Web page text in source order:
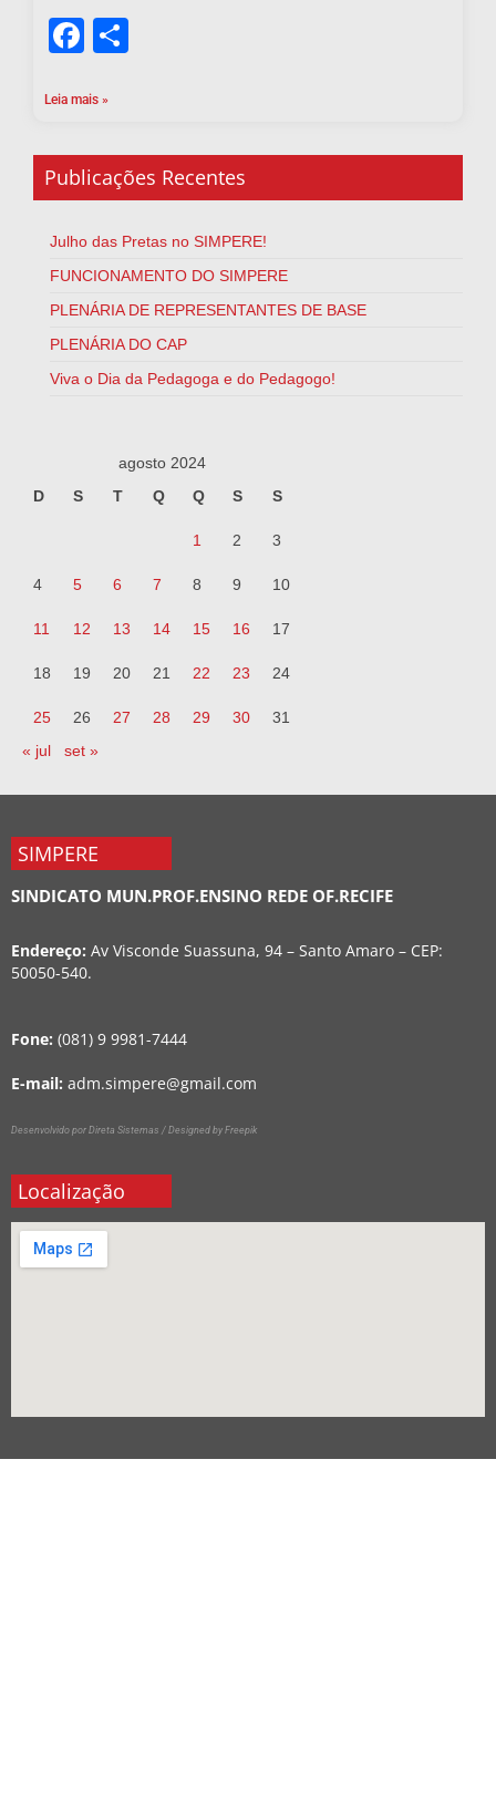
Facebook
Leia mais »
Publicações Recentes
Julho das Pretas no SIMPERE!
FUNCIONAMENTO DO SIMPERE
PLENÁRIA DE REPRESENTANTES DE BASE
PLENÁRIA DO CAP
Viva o Dia da Pedagoga e do Pedagogo!
agosto 2024
D
S T Q Q S S
1 2 3
4 5 6 7 8 9 10
11 12 13 14 15 16 17
18 19 20 21 22 23 24
25 26 27 28 29 30
31
« jul
set »
SIMPERE
SINDICATO MUN.PROF.ENSINO REDE OF.RECIFE
Endereço: Av Visconde Suassuna, 94 – Santo Amaro – CEP:
50050-540.
Fone: (081) 9 9981-7444
E-mail: adm.simpere@gmail.com
Desenvolvido por Direta Sistemas / Designed by Freepik
Localização